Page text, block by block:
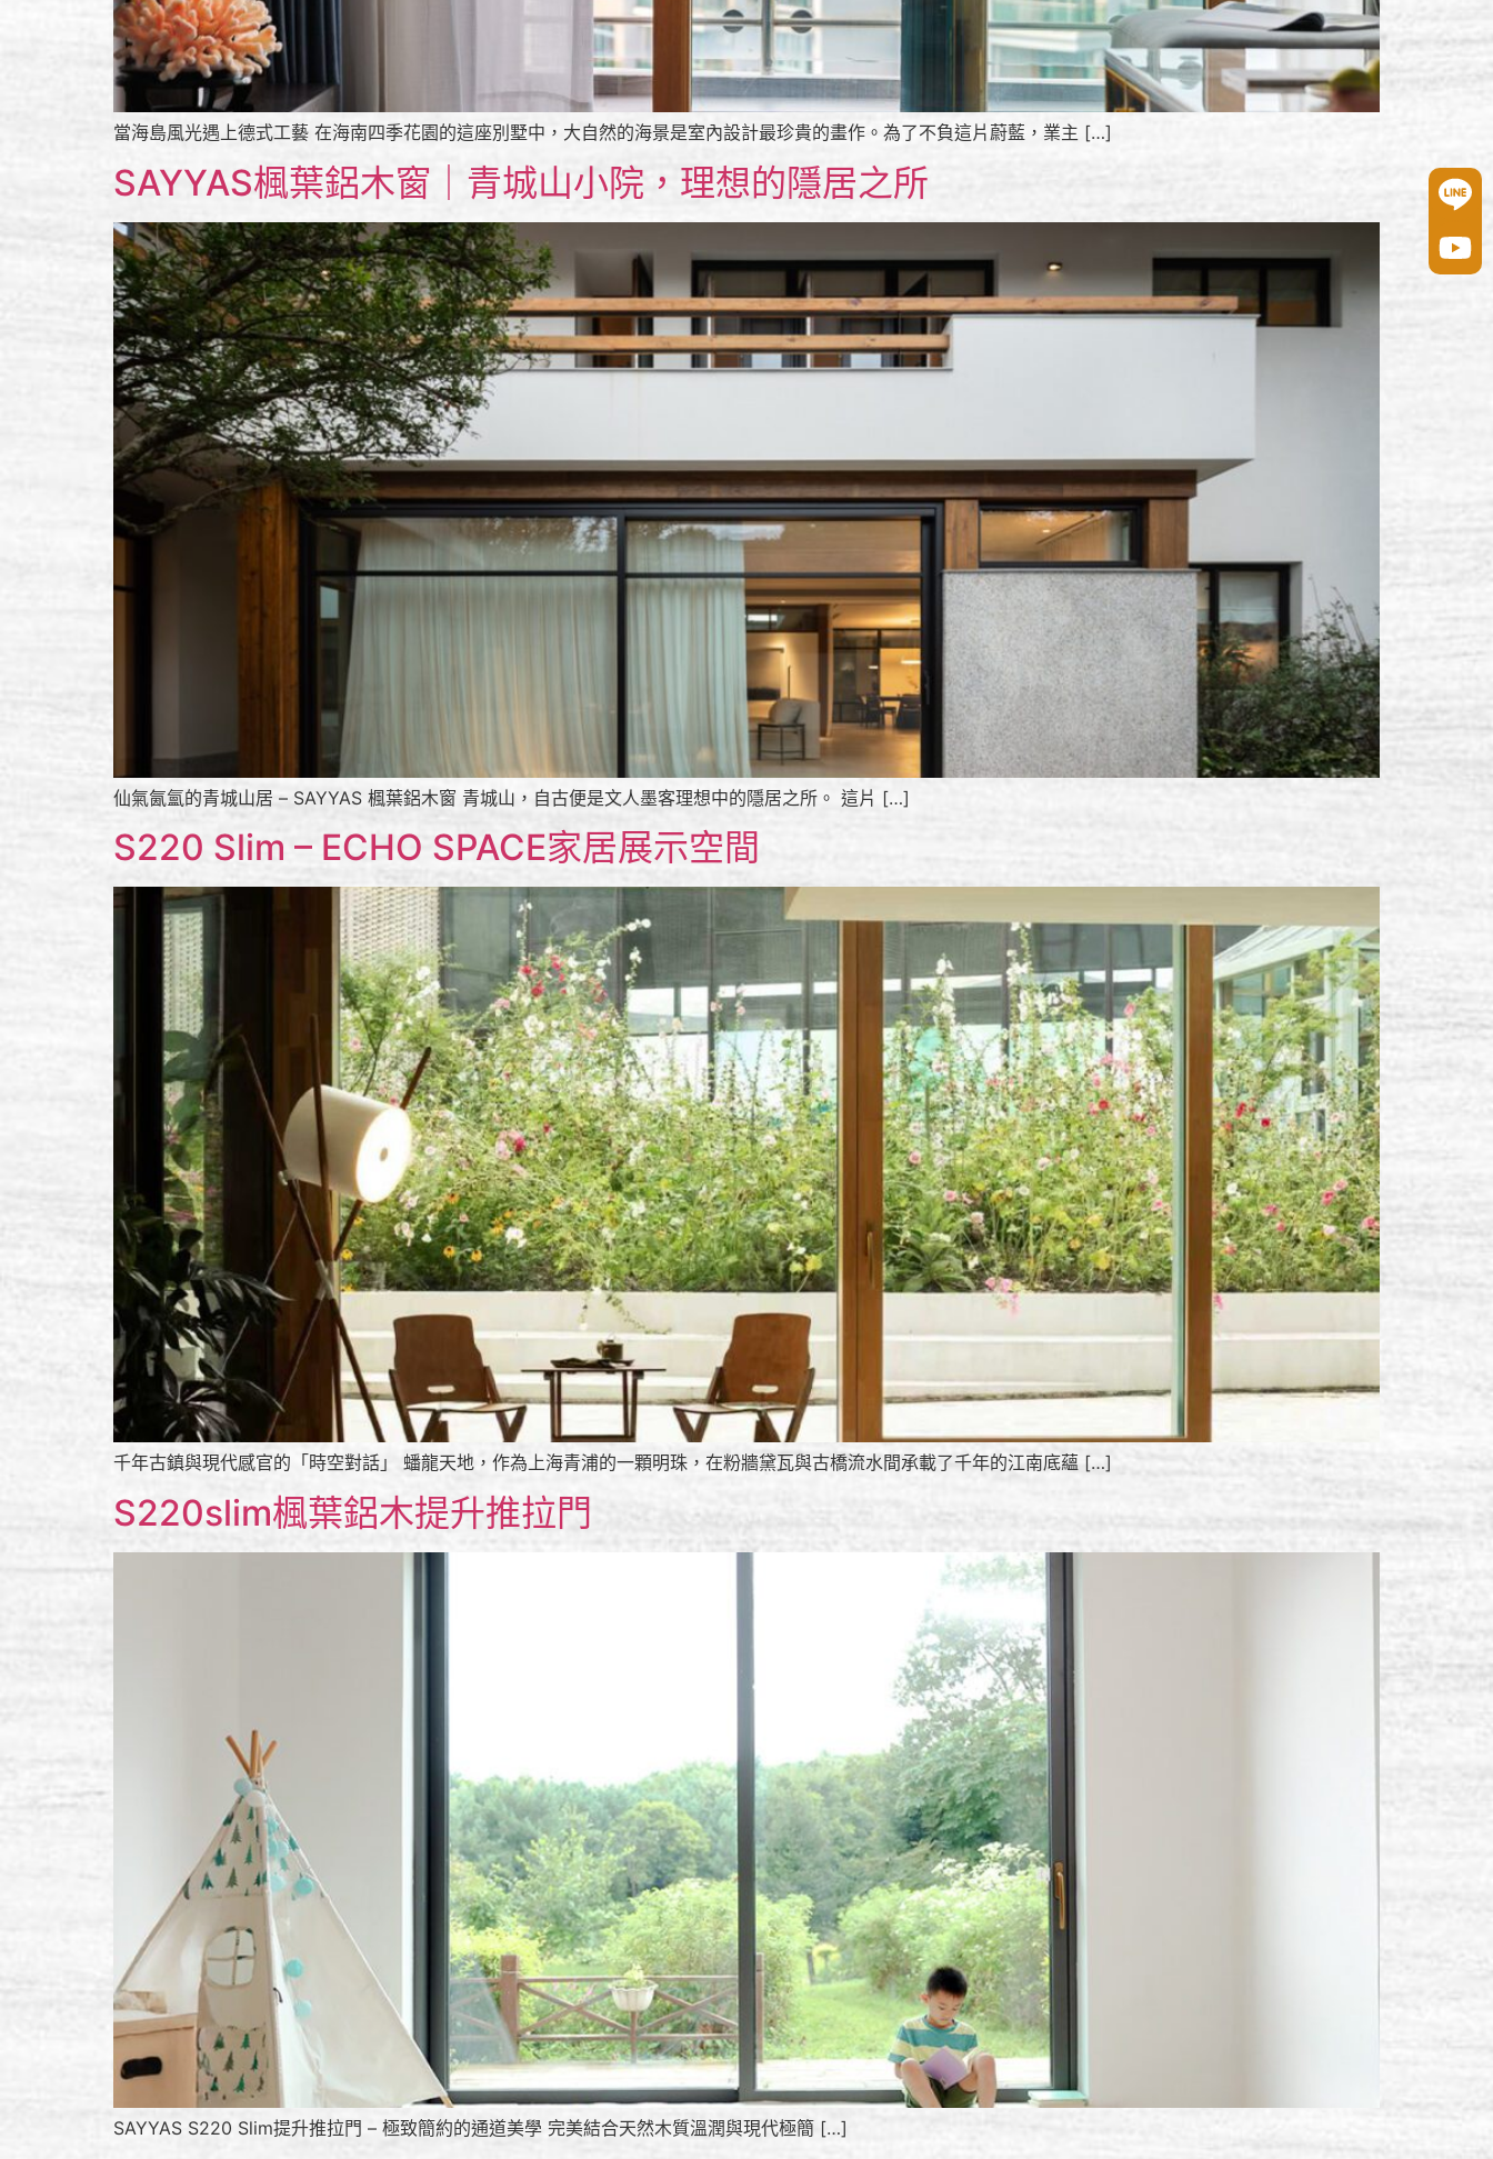
當海島風光遇上德式工藝 在海南四季花園的這座別墅中，大自然的海景是室內設計最珍貴的畫作。為了不負這片蔚藍，業主 […]
SAYYAS楓葉鋁木窗｜青城山小院，理想的隱居之所
仙氣氤氳的青城山居 – SAYYAS 楓葉鋁木窗 青城山，自古便是文人墨客理想中的隱居之所。 這片 […]
S220 Slim – ECHO SPACE家居展示空間
千年古鎮與現代感官的「時空對話」 蟠龍天地，作為上海青浦的一顆明珠，在粉牆黛瓦與古橋流水間承載了千年的江南底蘊 […]
S220slim楓葉鋁木提升推拉門
SAYYAS S220 Slim提升推拉門 – 極致簡約的通道美學 完美結合天然木質溫潤與現代極簡 […]